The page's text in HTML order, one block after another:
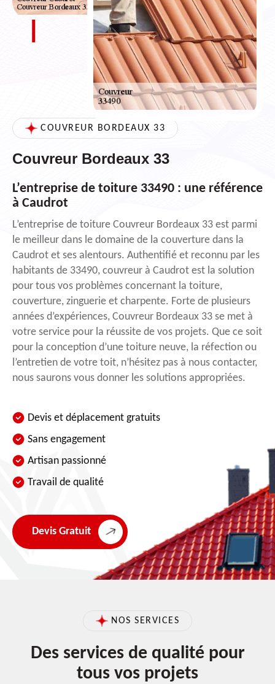
COUVREUR BORDEAUX 33
Couvreur Bordeaux 33
L’entreprise de toiture 33490 : une référence
à Caudrot
L’entreprise de toiture Couvreur Bordeaux 33 est parmi
le meilleur dans le domaine de la couverture dans la
Caudrot et ses alentours. Authentifié et reconnu par les
habitants de 33490, couvreur à Caudrot est la solution
pour tous vos problèmes concernant la toiture,
couverture, zinguerie et charpente. Forte de plusieurs
années d’expériences, Couvreur Bordeaux 33 se met à
votre service pour la réussite de vos projets. Que ce soit
pour la conception d’une toiture neuve, la réfection ou
l’entretien de votre toit, n’hésitez pas à nous contacter,
nous saurons vous donner les solutions appropriées.
Devis et déplacement gratuits
Sans engagement
Artisan passionné
Travail de qualité
Devis Gratuit
NOS SERVICES
Des services de qualité pour
tous vos projets